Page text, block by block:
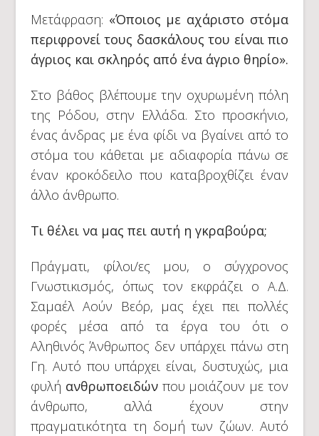
Μετάφραση: «Όποιος με αχάριστο στόμα
περιφρονεί τους δασκάλους του είναι πιο
άγριος και σκληρός από ένα άγριο θηρίο».
Στο βάθος βλέπουμε την οχυρωμένη πόλη
της Ρόδου, στην Ελλάδα. Στο προσκήνιο,
ένας άνδρας με ένα φίδι να βγαίνει από το
στόμα του κάθεται με αδιαφορία πάνω σε
έναν κροκόδειλο που καταβροχθίζει έναν
άλλο άνθρωπο.
Τι θέλει να μας πει αυτή η γκραβούρα;
Πράγματι, φίλοι/ες μου, ο σύγχρονος
Γνωστικισμός, όπως τον εκφράζει ο Α.Δ.
Σαμαέλ Αούν Βεόρ, μας έχει πει πολλές
φορές μέσα από τα έργα του ότι ο
Αληθινός Άνθρωπος δεν υπάρχει πάνω στη
Γη. Αυτό που υπάρχει είναι, δυστυχώς, μια
φυλή ανθρωποειδώνπου μοιάζουν με τον
άνθρωπο, αλλά έχουν στην
πραγματικότητα τη δομή των ζώων. Αυτό